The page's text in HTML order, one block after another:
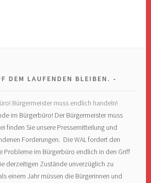
DEM LAUFENDEN BLEIBEN.
Bürgermeister muss endlich handeln!
im Bürgerbüro! Der Bürgermeister muss
finden Sie unsere Pressemitteilung und
Forderungen. Die WAL fordert den
Probleme im Bürgerbüro endlich in den Griff
derzeitigen Zustände unverzüglich zu
einem Jahr müssen die Bürgerinnen und